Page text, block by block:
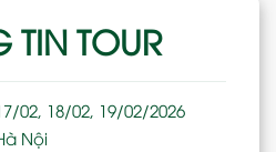
TIN TOUR
02, 18/02, 19/02/2026
Nội